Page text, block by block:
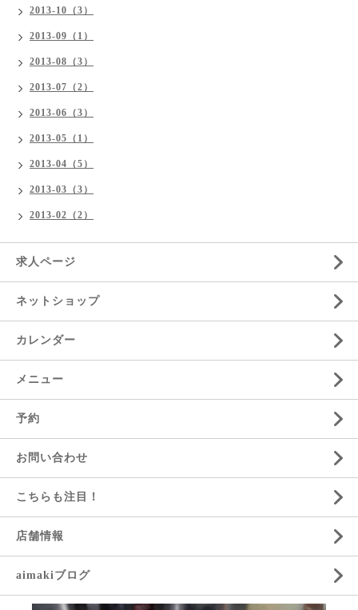
2013-10（3）
2013-09（1）
2013-08（3）
2013-07（2）
2013-06（3）
2013-05（1）
2013-04（5）
2013-03（3）
2013-02（2）
求人ページ
ネットショップ
カレンダー
メニュー
予約
お問い合わせ
こちらも注目！
店舗情報
aimakiブログ